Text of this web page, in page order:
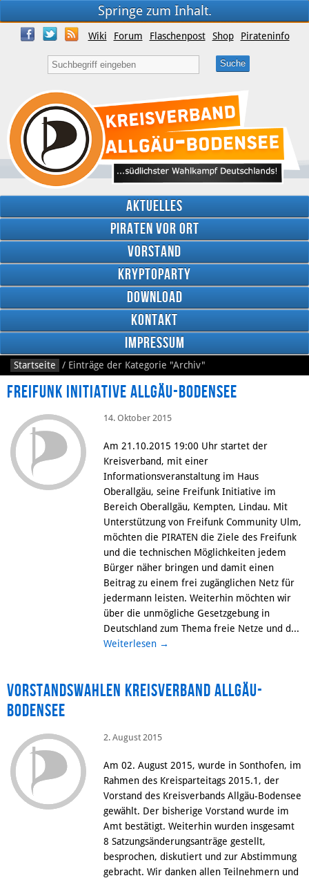
Springe zum Inhalt.
Facebook
RSS
Feed
Wiki Forum Flaschenpost Shop Pirateninfo
Aktuelles
Piraten vor Ort
Vorstand
Kryptoparty
Download
Kontakt
Impressum
Startseite / Einträge der Kategorie "Archiv"
Freifunk Initiative Allgäu-Bodensee
14. Oktober 2015
Am 21.10.2015 19:00 Uhr startet der
Kreisverband, mit einer
Informationsveranstaltung im Haus
Oberallgäu, seine Freifunk Initiative im
Bereich Oberallgäu, Kempten, Lindau. Mit
Unterstützung von Freifunk Community Ulm,
möchten die PIRATEN die Ziele des Freifunk
und die technischen Möglichkeiten jedem
Bürger näher bringen und damit einen
Beitrag zu einem frei zugänglichen Netz für
jedermann leisten. Weiterhin möchten wir
über die unmögliche Gesetzgebung in
Deutschland zum Thema freie Netze und d...
Weiterlesen →
Vorstandswahlen Kreisverband Allgäu-
Bodensee
2. August 2015
Am 02. August 2015, wurde in Sonthofen, im
Rahmen des Kreisparteitags 2015.1, der
Vorstand des Kreisverbands Allgäu-Bodensee
gewählt. Der bisherige Vorstand wurde im
Amt bestätigt. Weiterhin wurden insgesamt
8 Satzungsänderungsanträge gestellt,
besprochen, diskutiert und zur Abstimmung
gebracht. Wir danken allen Teilnehmern und